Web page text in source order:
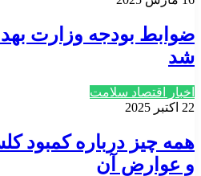
شد
اخبار اقتصاد سلامت
22 اکتبر 2025
همه چیز درباره کمبود
و عوارض آن